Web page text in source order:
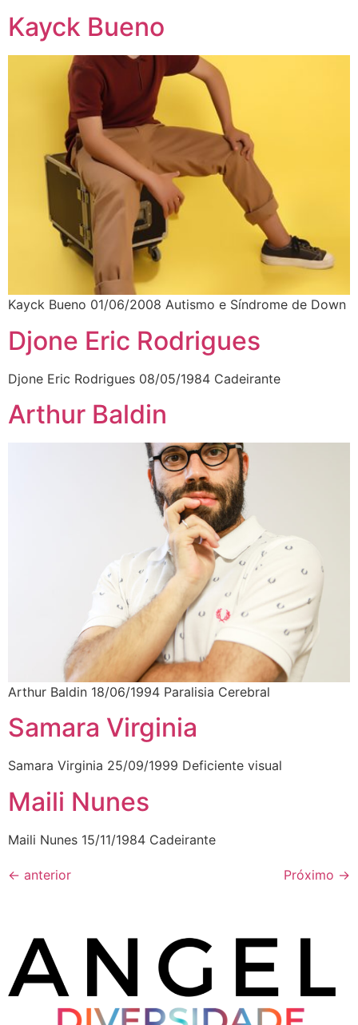
Kayck Bueno
Kayck Bueno 01/06/2008 Autismo e Síndrome de Down
Djone Eric Rodrigues
Djone Eric Rodrigues 08/05/1984 Cadeirante
Arthur Baldin
Arthur Baldin 18/06/1994 Paralisia Cerebral
Samara Virginia
Samara Virginia 25/09/1999 Deficiente visual
Maili Nunes
Maili Nunes 15/11/1984 Cadeirante
← anterior Próximo →